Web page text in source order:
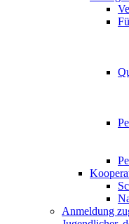
Anmeldung